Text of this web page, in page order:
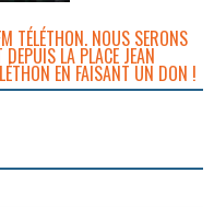
TÉLÉTHON. NOUS SERONS
LA PLACE JEAN
EN FAISANT UN DON !